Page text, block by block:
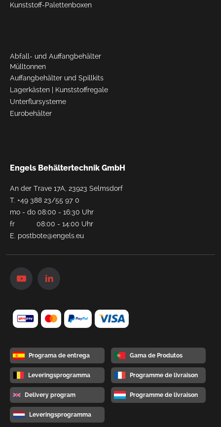
Kunststoff-Palettenboxen
Abfall- und Auffangbehälter
Mülltonnen
Auffangbehälter und Spillkits
Lagerkästen | Kunststoffregale
Unterflursysteme
Eurobehälter
Engels Behältertechnik GmbH
An der Trave 17A, 23923 Selmsdorf
T. +49 388 23/55 97 0
mo - do 08:00 - 16:30 Uhr
fr 08:00 - 14:00 Uhr
E. postbote@engels.eu
Programa de entrega Gama de Produtos
Leveringsprogramma Programme de livraison
Delivery program Programme de livraison
Leveringsprogramma